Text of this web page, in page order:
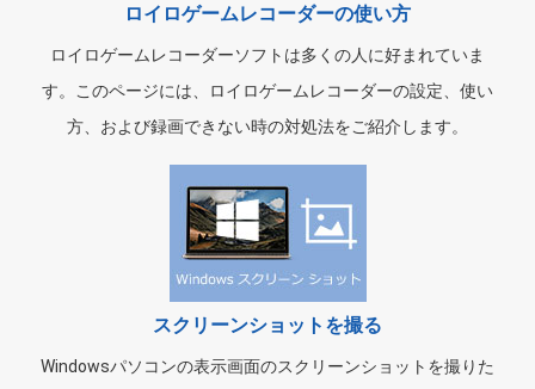
ロイロゲームレコーダーの使い方
ロイロゲームレコーダーソフトは多くの人に好まれていま
す。このページには、ロイロゲームレコーダーの設定、使い
方、および録画できない時の対処法をご紹介します。
スクリーンショットを撮る
Windowsパソコンの表示画面のスクリーンショットを撮りた